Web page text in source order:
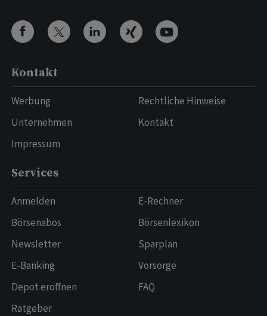
Kontakt
Werbung
Unternehmen
Impressum
Rechtliche Hinweise
Kontakt
Services
Anmelden
Börsenabos
Newsletter
E-Banking
Depot eröffnen
Ratgeber
E-Rechner
Börsenlexikon
Sparplan
Vorsorge
FAQ